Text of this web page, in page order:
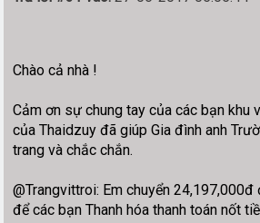
Chào cả nhà !
Cảm ơn sự chung tay của các bạn khu
của Thaidzuy đã giúp Gia đình anh
trang và chắc chắn.
@Trangvittroi: Em chuyển
để các bạn Thanh hóa thanh toán nốt